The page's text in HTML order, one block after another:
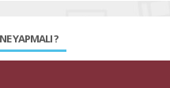
YAPMALI ?